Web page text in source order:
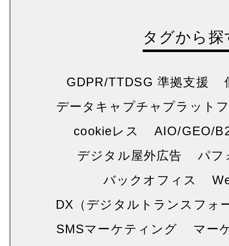
タグから探
GDPR/TTDSG 準拠支援
データキャプチャプラット
cookieレス
AIO/GEO/
デジタル屋外広告
パフ
バックオフィス
DX（デジタルトランスフォ
SMSマーケティング
マー